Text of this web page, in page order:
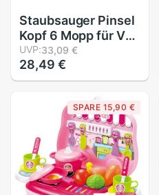
Staubsauger Pinsel
Kopf 6 Mopp für V8
V9 Weiche Teile
Zubehör
UVP:33,09 €
28,49 €
SPARE 15,90 €